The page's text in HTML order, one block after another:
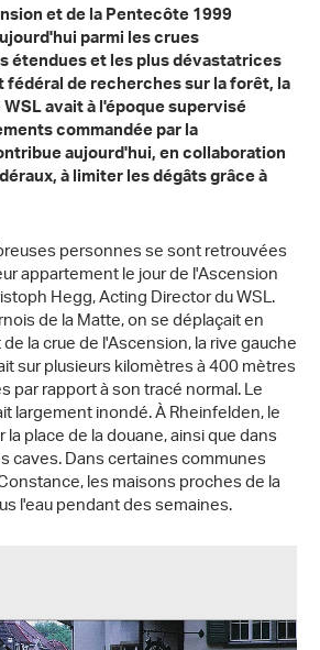
et de la Pentecôte 1999
parmi les crues
étendues et les plus dévastatrices
de recherches sur la forêt, la
avait à l'époque supervisé
commandée par la
aujourd'hui, en collaboration
à limiter les dégâts grâce à
personnes se sont retrouvées
appartement le jour de l'Ascension
Hegg, Acting Director du WSL.
de la Matte, on se déplaçait en
la crue de l'Ascension, la rive gauche
sur plusieurs kilomètres à 400 mètres
par rapport à son tracé normal. Le
largement inondé. À Rheinfelden, le
place de la douane, ainsi que dans
caves. Dans certaines communes
les maisons proches de la
l'eau pendant des semaines.